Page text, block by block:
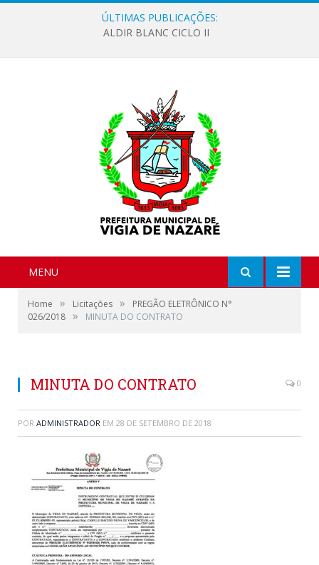
ÚLTIMAS PUBLICAÇÕES:
ALDIR BLANC CICLO II
MENU
Home » Licitações »
PREGÃO ELETRÔNICO N°
026/2018 » MINUTA DO CONTRATO
MINUTA DO CONTRATO 0
POR ADMINISTRADOR EM 28 DE SETEMBRO DE 2018